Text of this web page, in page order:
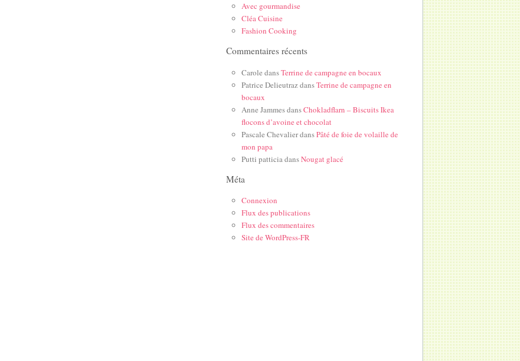
Avec gourmandise
Cléa Cuisine
Fashion Cooking
Commentaires récents
Carole dansTerrine de campagne en bocaux
Patrice DelieutrazdansTerrine de campagne en
bocaux
Anne JammesdansChokladflarn – Biscuits Ikea
flocons d’avoine et chocolat
Pascale ChevalierdansPâté de foie de volaille de
mon papa
Putti patticiadansNougat glacé
Méta
Connexion
Flux des publications
Flux des commentaires
Site de WordPress-FR